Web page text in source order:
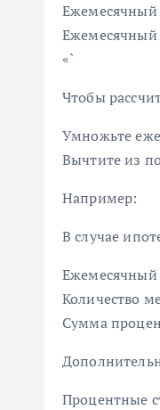
Ежемесячный
Ежемесячный
«`
Чтобы
Умножьте
Вычтите из
Например:
В случае
Ежемесячный
Количество
Сумма
Процентные